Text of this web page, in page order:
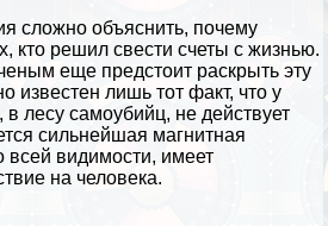
сложно объяснить, почему
кто решил свести счеты с жизнью.
еще предстоит раскрыть эту
известен лишь тот факт, что у
в лесу самоубийц, не действует
сильнейшая магнитная
всей видимости, имеет
на человека.